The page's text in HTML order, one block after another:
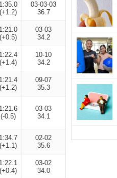
1:35.0
(+1.2)
03-03-03
36.7
1:21.0
(+0.5)
03-03
34.2
1:22.4
(+1.4)
10-10
34.2
1:21.4
(+1.2)
09-07
35.3
1:21.6
(-0.5)
03-03
34.1
1:34.7
(+1.1)
02-02
35.6
1:22.1
(+0.4)
03-02
34.0